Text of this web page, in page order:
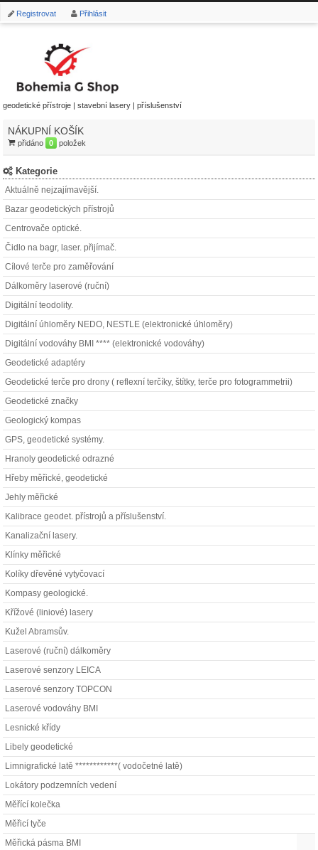
Registrovat Přihlásit
geodetické přístroje | stavební lasery | příslušenství
NÁKUPNÍ KOŠÍK
přidáno 0 položek
Kategorie
Aktuálně nejzajímavější.
Bazar geodetických přístrojů
Centrovače optické.
Čidlo na bagr, laser. přijímač.
Cílové terče pro zaměřování
Dálkoměry laserové (ruční)
Digitální teodolity.
Digitální úhloměry NEDO, NESTLE (elektronické úhloměry)
Digitální vodováhy BMI **** (elektronické vodováhy)
Geodetické adaptéry
Geodetické terče pro drony ( reflexní terčíky, štítky, terče pro fotogrammetrii)
Geodetické značky
Geologický kompas
GPS, geodetické systémy.
Hranoly geodetické odrazné
Hřeby měřické, geodetické
Jehly měřické
Kalibrace geodet. přístrojů a příslušenství.
Kanalizační lasery.
Klínky měřické
Kolíky dřevěné vytyčovací
Kompasy geologické.
Křížové (liniové) lasery
Kužel Abramsův.
Laserové (ruční) dálkoměry
Laserové senzory LEICA
Laserové senzory TOPCON
Laserové vodováhy BMI
Lesnické křídy
Libely geodetické
Limnigrafické latě ************( vodočetné latě)
Lokátory podzemních vedení
Měřící kolečka
Měřicí tyče
Měřická pásma BMI